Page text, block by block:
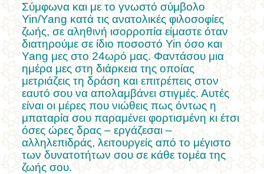
Σύμφωνα και με το γνωστό σύμβολο
Yin/Yang κατά τις ανατολικές φιλοσοφίες
ζωής, σε αληθινή ισορροπία είμαστε όταν
διατηρούμε σε ίδιο ποσοστό Yin όσο και
Yang μες στο 24ωρό μας. Φαντάσου μια
ημέρα μες στη διάρκεια της οποίας
μετριάζεις τη δράση και επιτρέπεις στον
εαυτό σου να απολαμβάνει στιγμές. Αυτές
είναι οι μέρες που νιώθεις πως όντως η
μπαταρία σου παραμένει φορτισμένη κι έτσι
όσες ώρες δρας – εργάζεσαι –
αλληλεπιδράς, λειτουργείς από το μέγιστο
των δυνατοτήτων σου σε κάθε τομέα της
ζωής σου.